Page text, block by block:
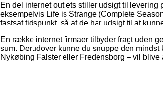
En del internet outlets stiller udsigt til levering
eksempelvis Life is Strange (Complete
fastsat tidspunkt, så at de har udsigt til at
En række internet firmaer tilbyder fragt uden
sum. Derudover kunne du snuppe den
Nykøbing Falster eller Fredensborg – vil